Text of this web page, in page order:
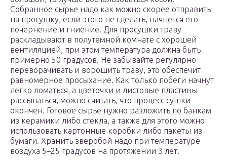
Собранное сырье надо как можно скорее отправить
на просушку, если этого не сделать, начнется его
почернение и гниение. Для просушки траву
раскладывают в полутемной комнате с хорошей
вентиляцией, при этом температура должна быть
примерно 50 градусов. Не забывайте регулярно
переворачивать и ворошить траву, это обеспечит
равномерное просыхание. Как только побеги начнут
легко ломаться, а цветочки и листовые пластины
рассыпаться, можно считать, что процесс сушки
окончен. Готовое сырье нужно разложить по банкам
из керамики либо стекла, а также для этого можно
использовать картонные коробки либо пакеты из
бумаги. Хранить зверобой надо при температуре
воздуха 5–25 градусов на протяжении 3 лет.